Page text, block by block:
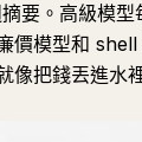
要。高級模型
價模型和 shell
像把錢丟進水